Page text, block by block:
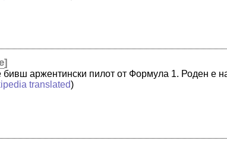
]
бивш аржентински пилот от Формула 1. Роден е
translated)